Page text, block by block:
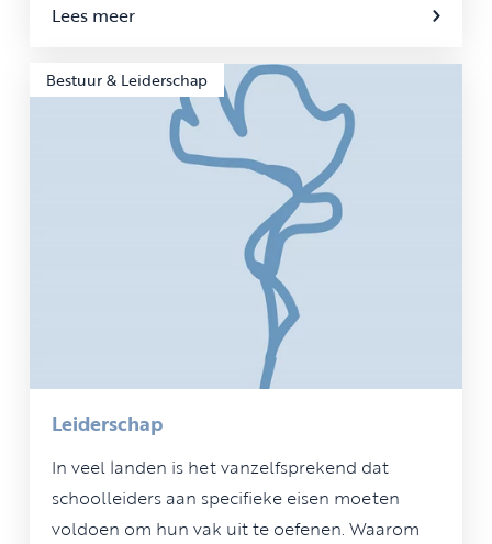
Lees meer
Bestuur & Leiderschap
Leiderschap
In veel landen is het vanzelfsprekend dat
schoolleiders aan specifieke eisen moeten
voldoen om hun vak uit te oefenen. Waarom